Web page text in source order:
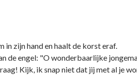
in zijn hand en haalt de korst eraf.
de engel: "O wonderbaarlijke
Kijk, ik snap niet dat jij met al je